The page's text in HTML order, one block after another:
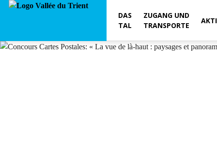
DAS
TAL
ZUGANG UND
TRANSPORTE